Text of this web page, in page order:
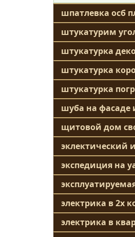
шпатлевка осб
штукатурим
штукатурка
штукатурка
штукатурка
шуба на фасаде
щитовой дом
эклектический
экспедиция на
электрика в 2х
электрика в